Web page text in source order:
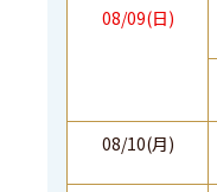
08/09(日)
08/10(月)